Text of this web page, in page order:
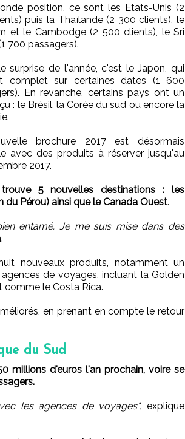
position, ce sont les Etats-Unis (2
puis la Thaïlande (2 300 clients), le
et le Cambodge (2 500 clients), le Sri
700 passagers).
surprise de l'année, c'est le Japon, qui
complet sur certaines dates (1 600
En revanche, certains pays ont un
: le Brésil, la Corée du sud ou encore la
brochure 2017 est désormais
avec des produits à réserver jusqu'au
2017.
5 nouvelles destinations : les
du Pérou) ainsi que le Canada Ouest.
entamé. Je me suis mise dans des
nouveaux produits, notamment un
de voyages, incluant la Golden
le Costa Rica.
en prenant en compte le retour
du Sud
millions d'euros l'an prochain, voire se
les agences de voyages", explique